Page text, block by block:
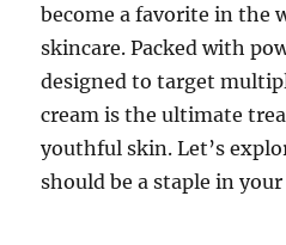
become a favorite in the
skincare. Packed with
designed to target
cream is the ultimate
youthful skin. Let’s
should be a staple in